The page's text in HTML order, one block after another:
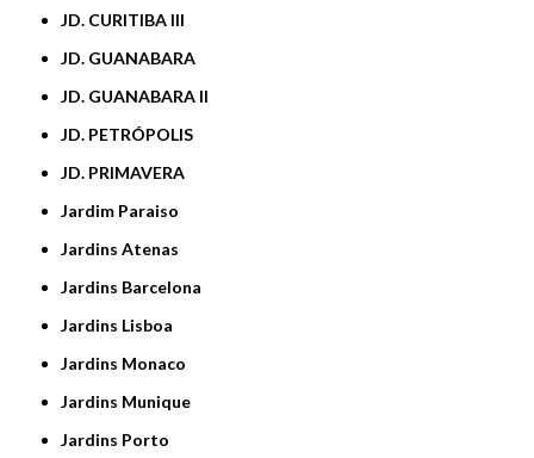
JD. CURITIBA III
JD. GUANABARA
JD. GUANABARA II
JD. PETRÓPOLIS
JD. PRIMAVERA
Jardim Paraiso
Jardins Atenas
Jardins Barcelona
Jardins Lisboa
Jardins Monaco
Jardins Munique
Jardins Porto